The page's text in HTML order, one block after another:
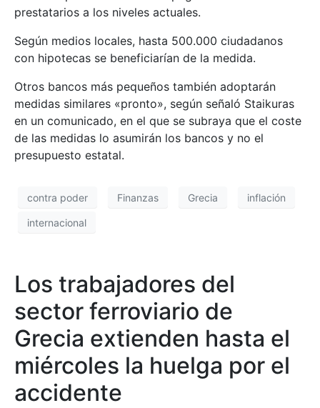
prestatarios a los niveles actuales.
Según medios locales, hasta 500.000 ciudadanos
con hipotecas se beneficiarían de la medida.
Otros bancos más pequeños también adoptarán
medidas similares «pronto», según señaló Staikuras
en un comunicado, en el que se subraya que el coste
de las medidas lo asumirán los bancos y no el
presupuesto estatal.
contra poder Finanzas Grecia inflación
internacional
Los trabajadores del
sector ferroviario de
Grecia extienden hasta el
miércoles la huelga por el
accidente